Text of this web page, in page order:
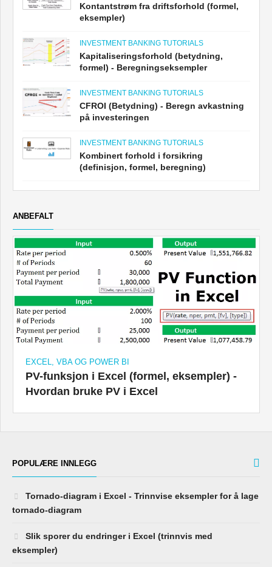
Kontantstrøm fra driftsforhold (formel,
eksempler)
INVESTMENT BANKING TUTORIALS
Kapitaliseringsforhold (betydning,
formel) - Beregningseksempler
INVESTMENT BANKING TUTORIALS
CFROI (Betydning) - Beregn avkastning
på investeringen
INVESTMENT BANKING TUTORIALS
Kombinert forhold i forsikring
(definisjon, formel, beregning)
ANBEFALT
EXCEL, VBA OG POWER BI
PV-funksjon i Excel (formel, eksempler) -
Hvordan bruke PV i Excel
POPULÆRE INNLEGG
Tornado-diagram i Excel - Trinnvise eksempler for å lage
tornado-diagram
Slik sporer du endringer i Excel (trinnvis med
eksempler)